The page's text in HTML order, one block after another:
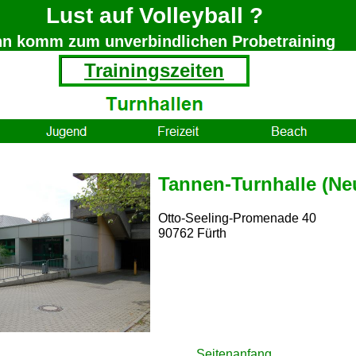
Lust auf Volleyball ?
komm zum unverbindlichen Probetraining
Trainingszeiten
Tannen-Turnhalle
Otto-Seeling-Promenade 40
90762 Fürth